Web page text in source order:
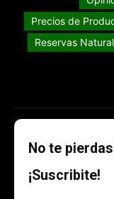
Precios de
Reservas
No te
¡Suscribite!